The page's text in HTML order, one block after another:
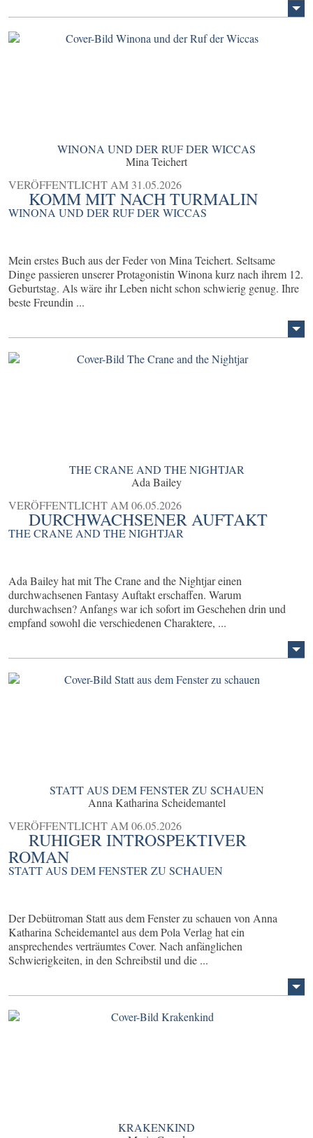
WINONA UND DER RUF DER WICCAS
Mina Teichert
VERÖFFENTLICHT AM 31.05.2026
KOMM MIT NACH TURMALIN
WINONA UND DER RUF DER WICCAS
Mein erstes Buch aus der Feder von Mina Teichert. Seltsame
Dinge passieren unserer Protagonistin Winona kurz nach ihrem 12.
Geburtstag. Als wäre ihr Leben nicht schon schwierig genug. Ihre
beste Freundin ...
THE CRANE AND THE NIGHTJAR
Ada Bailey
VERÖFFENTLICHT AM06.05.2026
DURCHWACHSENER AUFTAKT
THE CRANE AND THE NIGHTJAR
Ada Bailey hat mit The Crane and the Nightjar einen
durchwachsenen Fantasy Auftakt erschaffen. Warum
durchwachsen? Anfangs war ich sofort im Geschehen drin und
empfand sowohl die verschiedenen Charaktere, ...
STATT AUS DEM FENSTER ZU SCHAUEN
Anna Katharina Scheidemantel
VERÖFFENTLICHT AM06.05.2026
RUHIGER INTROSPEKTIVER
ROMAN
STATT AUS DEM FENSTER ZU SCHAUEN
Der Debütroman Statt aus dem Fenster zu schauen von Anna
Katharina Scheidemantel aus dem Pola Verlag hat ein
ansprechendes verträumtes Cover. Nach anfänglichen
Schwierigkeiten, in den Schreibstil und die ...
KRAKENKIND